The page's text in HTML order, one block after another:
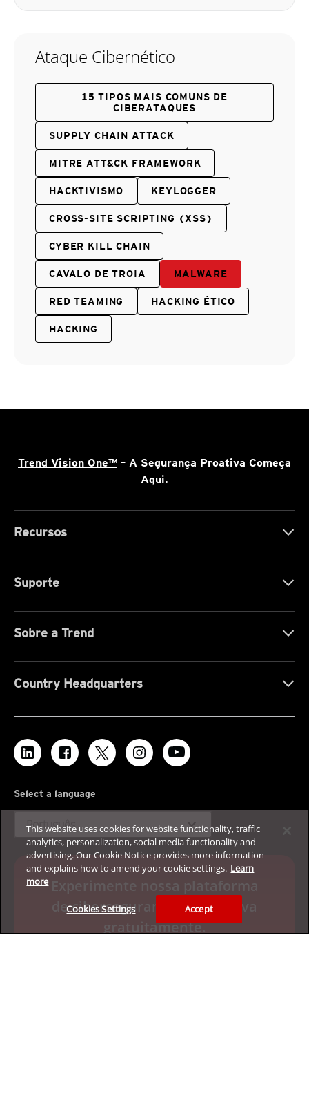
Ataque Cibernético
15 TIPOS MAIS COMUNS DE
CIBERATAQUES
SUPPLY CHAIN ATTACK
MITRE ATT&CK FRAMEWORK
HACKTIVISMO KEYLOGGER
CROSS-SITE SCRIPTING (XSS)
CYBER KILL CHAIN
CAVALO DE TROIA MALWARE
RED TEAMING HACKING ÉTICO
HACKING
Trend Vision One™ – A Segurança Proativa Começa
Aqui.
Recursos
Suporte
Sobre a Trend
Country Headquarters
Select a language
Português expand_more
de cibersegurança corporativa
gratuitamente.
This website uses cookies for website functionality, traffic
analytics, personalization, social media functionality and
advertising. Our Cookie Notice provides more information
and explains how to amend your cookie settings. Learn
more
Cookies Settings Accept